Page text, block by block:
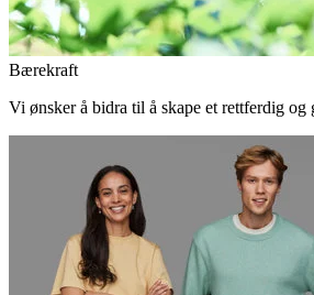
Bærekraft
Vi ønsker å bidra til å skape et rettferdig